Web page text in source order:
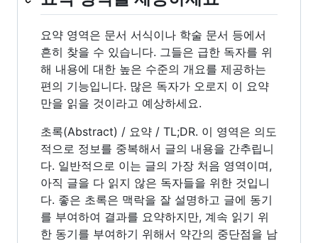
요약 영역은 문서 서식이나 학술 문서 등에서
흔히 찾을 수 있습니다. 그들은 급한 독자를 위
해 내용에 대한 높은 수준의 개요를 제공하는
편의 기능입니다. 많은 독자가 오로지 이 요약
만을 읽을 것이라고 예상하세요.
초록(Abstract) / 요약 / TL;DR. 이 영역은 의도
적으로 정보를 중복해서 글의 내용을 간추립니
다. 일반적으로 이는 글의 가장 처음 영역이며,
아직 글을 다 읽지 않은 독자들을 위한 것입니
다. 좋은 초록은 맥락을 잘 설명하고 글에 동기
를 부여하여 결과를 요약하지만, 계속 읽기 위
한 동기를 부여하기 위해서 약간의 중단점을 남